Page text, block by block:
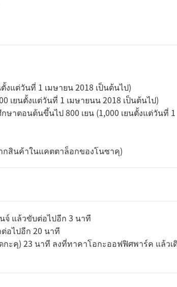
งแต่วันที่ 1 เมษายน 2018 เป็นต้นไป)
เยนตั้งแต่วันที่ 1 เมษายนน 2018 เป็นต้นไป)
าตอนต้นขึ้นไป 800 เยน (1,000 เยนตั้งแต่วันที่ 1
กสินค้าในแคตตาล็อกของโนซาคุ)
จ์ แล้วขับต่อไปอีก 3 นาที
อไปอีก 20 นาที
ะคุ) 23 นาที ลงที่ทาคาโอกะออฟฟิศพาร์ค แล้วเ